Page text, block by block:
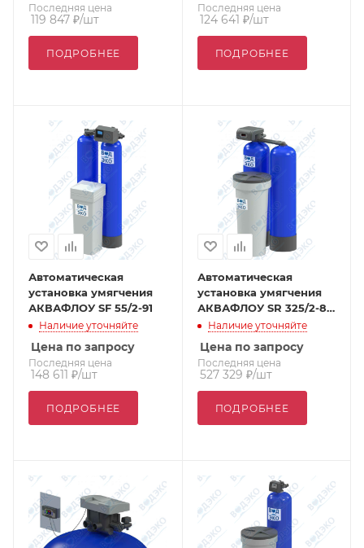
Последняя цена
119 847 ₽/шт
ПОДРОБНЕЕ
Последняя цена
124 641 ₽/шт
ПОДРОБНЕЕ
Автоматическая
установка умягчения
АКВАФЛОУ SF 55/2-91
Наличие уточняйте
Цена по запросу
Последняя цена
148 611 ₽/шт
ПОДРОБНЕЕ
Автоматическая
установка умягчения
АКВАФЛОУ SR 325/2-88
SM (с боковым
клапана)
Наличие уточняйте
Цена по запросу
Последняя цена
527 329 ₽/шт
ПОДРОБНЕЕ